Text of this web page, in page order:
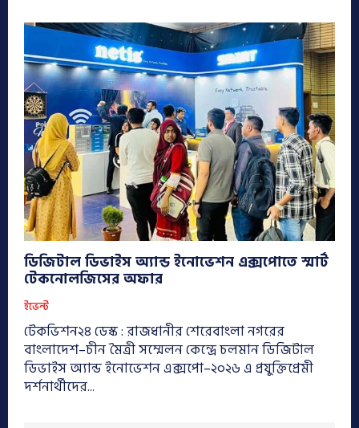
ডিজিটাল ডিভাইস অ্যান্ড ইনোভেশন এক্সপোতে স্মার্ট
টেকনোলজিসের অফার
ইভেন্ট
টেকভিশন২৪ ডেস্ক : রাজধানীর শেরেবাংলা নগরের
বাংলাদেশ–চীন মৈত্রী সম্মেলন কেন্দ্রে চলমান ডিজিটাল
ডিভাইস অ্যান্ড ইনোভেশন এক্সপো–২০২৬ এ প্রযুক্তিপ্রেমী
দর্শনার্থীদের...